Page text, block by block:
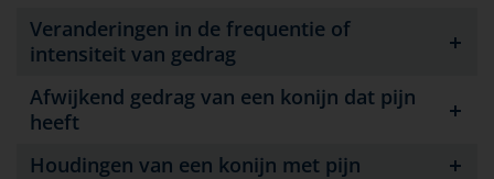
Veranderingen in de frequentie of
intensiteit van gedrag
Afwijkend gedrag van een konijn dat pijn
heeft
Houdingen van een konijn met pijn